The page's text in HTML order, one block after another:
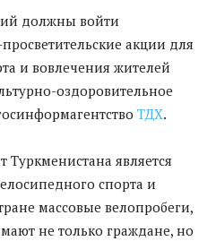
должны войти
акции для
и вовлечения жителей
оздоровительное
ТДХ.
является
спорта и
массовые велопробеги,
не только граждане, но